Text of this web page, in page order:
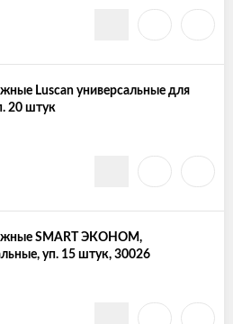
Luscan универсальные для
20 штук
SMART ЭКОНОМ,
уп. 15 штук, 30026